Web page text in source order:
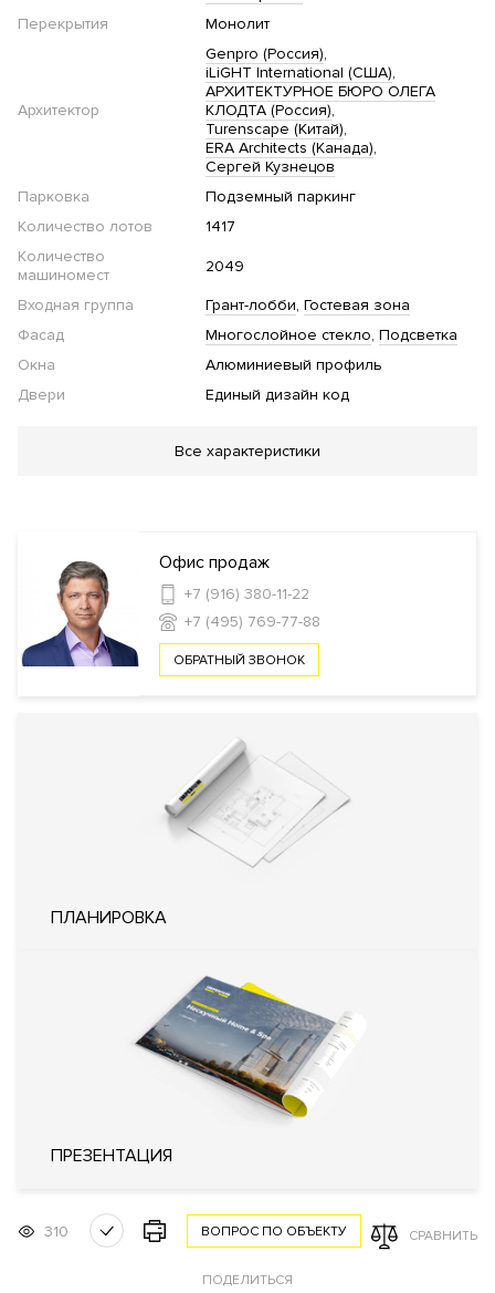
Перекрытия
Монолит
Архитектор
Genpro (Россия)
iLiGHT International (США)
АРХИТЕКТУРНОЕ БЮРО ОЛЕГА
КЛОДТА (Россия)
Turenscape (Китай)
ERA Architects (Канада)
Сергей Кузнецов
Парковка
Подземный паркинг
Количество лотов
1417
Количество
машиномест
2049
Входная группа Грант-лобби Гостевая зона
Фасад
Многослойное стекло Подсветка
Окна
Алюминиевый профиль
Двери
Единый дизайн код
Инфраструктура в доме
Кинозал Детская игровая комната
Фитнес
Бассейн Коворкинг Библиотека
комната
Собственный парк 85 этаж
КПП Профессиональная охрана
Консьерж служба
Видеонаблюдение
Система управления парковкой с
функцией распознавания номеров
автомобилей
Доступ по магнитным картам на
территория
Технические параметры
Интеллектуальная система
управления жизнеобеспечения
дома «Умный дом»
Кондиционирование
Центральное
Все характеристики
Офис продаж
+7 (916) 380-11-22
+7 (495) 769-77-88
ОБРАТНЫЙ ЗВОНОК
ПЛАНИРОВКА
ПРЕЗЕНТАЦИЯ
310 ВОПРОС ПО ОБЪЕКТУ СРАВНИТЬ
ПОДЕЛИТЬСЯ